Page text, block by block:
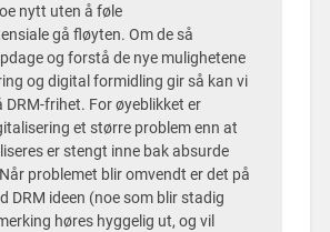
nytt uten å føle
gå fløyten. Om de så
og forstå de nye mulighetene
og digital formidling gir så kan vi
DRM-frihet. For øyeblikket er
et større problem enn at
er stengt inne bak absurde
problemet blir omvendt er det på
DRM ideen (noe som blir stadig
høres hyggelig ut, og vil